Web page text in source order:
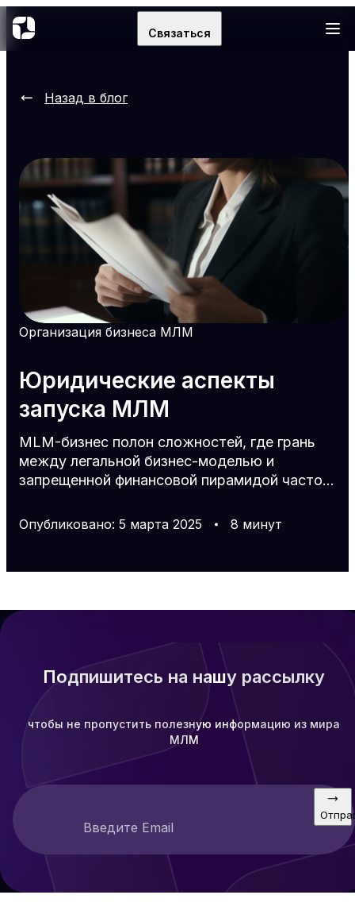
Связаться
Назад в блог
Организация бизнеса МЛМ
Юридические аспекты
запуска МЛМ
MLM-бизнес полон сложностей, где грань
между легальной бизнес-моделью и
запрещенной финансовой пирамидой часто
оформлении и несоответствия
законодательным нормам. Ошибки при
договоров с партнерами и клиентами, а также
законодательству могут привести не только к
санкциям, вплоть до уголовной
ответственности. В этой статье мы разберем,
какие юридические аспе
Опубликовано: 5 марта 2025 8 минут
Подпишитесь на нашу рассылку
чтобы не пропустить полезную информацию из мира
МЛМ
Введите Email